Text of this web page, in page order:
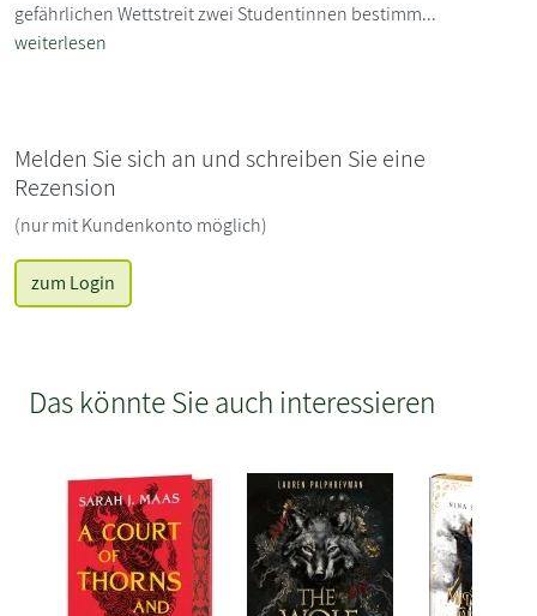
gefährlichen Wettstreit zwei Studentinnen bestimm...
weiterlesen
Melden Sie sich an und schreiben Sie eine
Rezension
(nur mit Kundenkonto möglich)
zum Login
Das könnte Sie auch interessieren